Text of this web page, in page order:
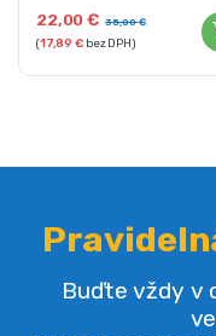
22,00€ 35,00€
(17,89€bez DPH)
Buďte vždy v